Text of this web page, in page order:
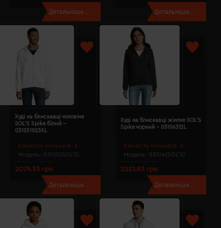
Детальніше... Детальніше...
Кількість кольорів: 6
Модель: 03105(SOL’S)
Худі на блискавці чоловіче
SOL'S Spike білий -
031051023XL
2079.33 грн
Детальніше...
Кількість кольорів: 3
Модель: 03106(SOL’S)
Худі на блискавці жіноче SOL'S
Spike чорний - 03106312L
2221.83 грн
Детальніше...